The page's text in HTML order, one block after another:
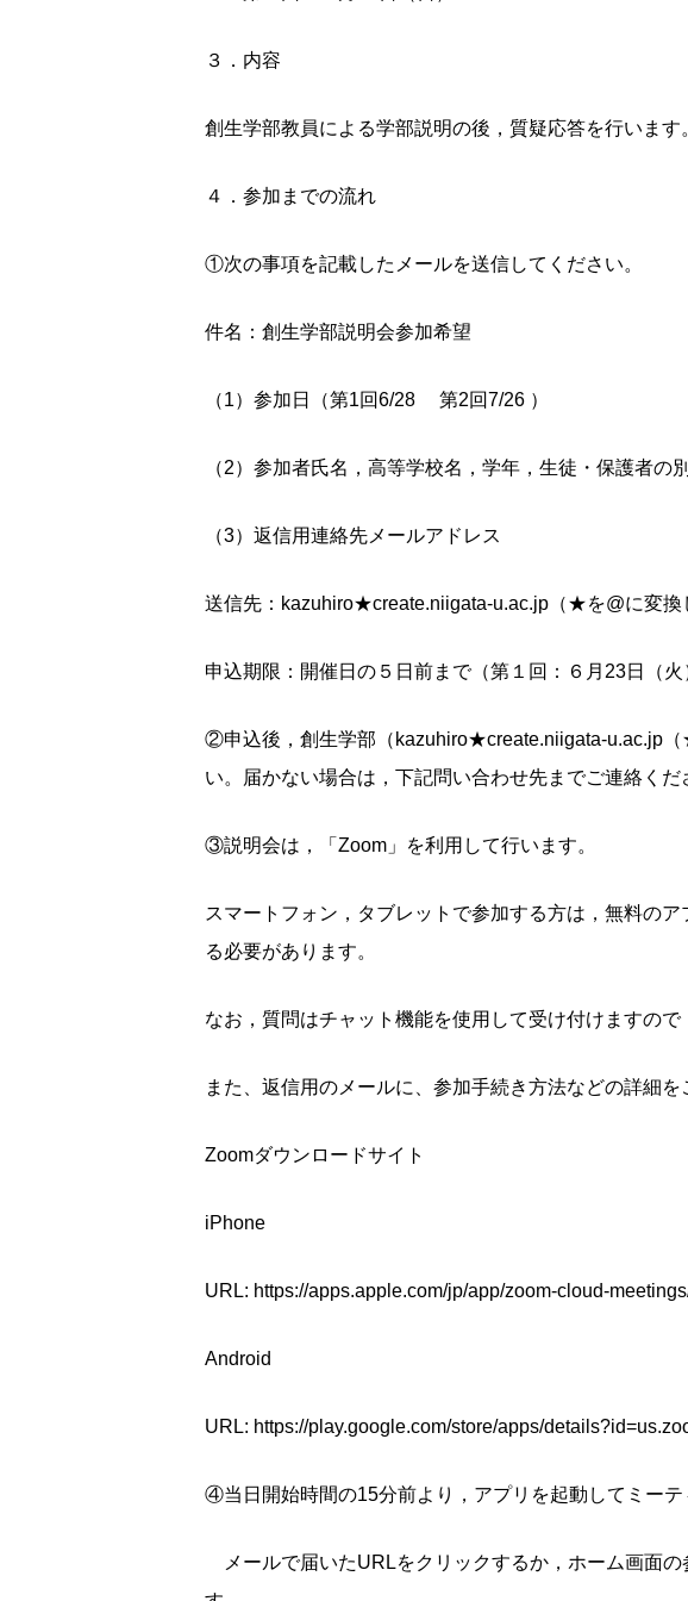
３．内容
創生学部教員による学部説明の後，質疑応答を行います
４．参加までの流れ
①次の事項を記載したメールを送信してください。
件名：創生学部説明会参加希望
（1）参加日（第1回6/28 第2回7/26 ）
（2）参加者氏名，高等学校名，学年，生徒・保護者の別
（3）返信用連絡先メールアドレス
送信先：kazuhiro★create.niigata-u.ac.jp（★を@に変換
申込期限：開催日の５日前まで（第１回：６月23日（火
②申込後，創生学部（kazuhiro★create.niigata-u.ac.jp
い。届かない場合は，下記問い合わせ先までご連絡くだ
③説明会は，「Zoom」を利用して行います。
スマートフォン，タブレットで参加する方は，無料の
る必要があります。
なお，質問はチャット機能を使用して受け付けますので
また、返信用のメールに、参加手続き方法などの詳細を
Zoomダウンロードサイト
iPhone
URL: https://apps.apple.com/jp/app/zoom-cloud-
Android
URL: https://play.google.com/store/apps/
④当日開始時間の15分前より，アプリを起動してミーテ
メールで届いたURLをクリックするか，ホーム画面